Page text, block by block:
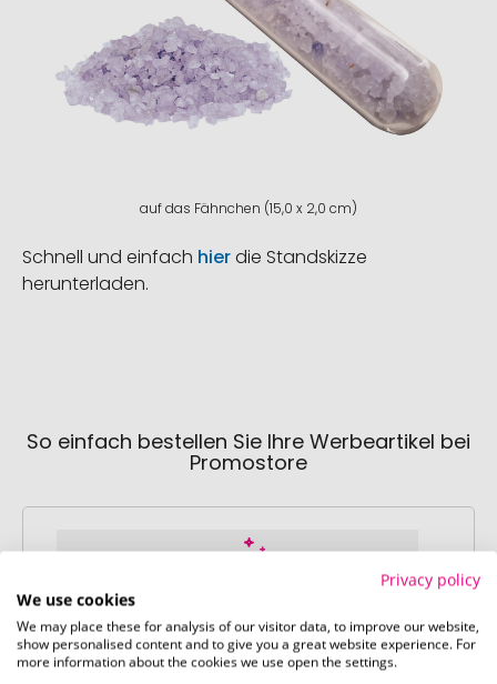
auf das Fähnchen (15,0 x 2,0 cm)
Schnell und einfach hierdie Standskizze
herunterladen.
So einfach bestellen Sie Ihre Werbeartikel bei
Promostore
Schritt 1:
Artikelkonfiguration
Privacy policy
We use cookies
We may place these for analysis of our visitor data, to improve our website,
show personalised content and to give you a great website experience. For
more information about the cookies we use open the settings.